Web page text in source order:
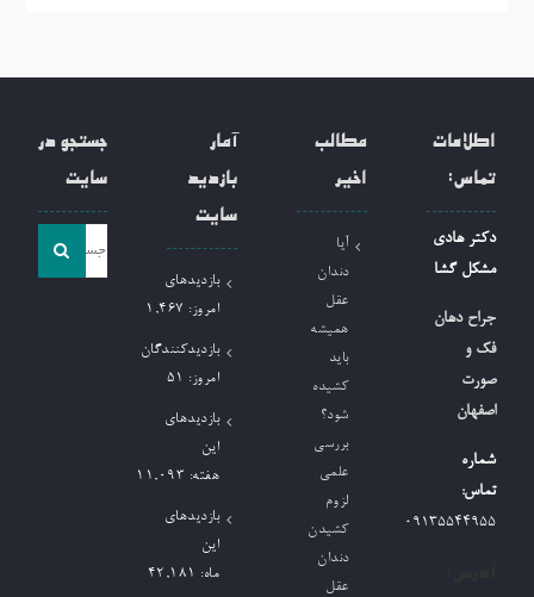
اطلاعات
تماس:
دکتر هادی
مشکل گشا
جراح دهان
فک و
صورت
اصفهان
شماره
تماس:
09135544955
مطالب
اخیر
آیا
دندان
عقل
همیشه
باید
کشیده
شود؟
بررسی
علمی
لزوم
کشیدن
دندان
عقل
آمار
بازدید
سایت
بازدیدهای
امروز: 1,467
بازدیدکنندگان
امروز: 51
بازدیدهای
این
هفته: 11,093
بازدیدهای
این
ماه: 42,181
جستجو در
سایت